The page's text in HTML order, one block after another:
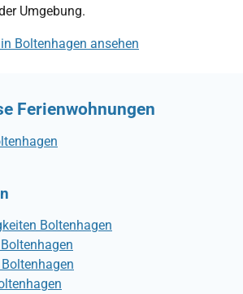
Umgebung.
Boltenhagen ansehen
Ferienwohnungen
Boltenhagen